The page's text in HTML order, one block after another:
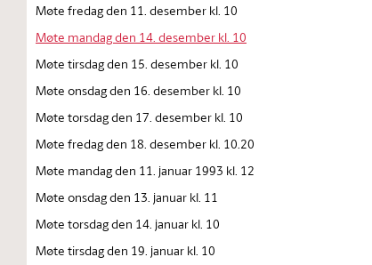
Møte fredag den 11. desember kl. 10
Møte mandag den 14. desember kl. 10
Møte tirsdag den 15. desember kl. 10
Møte onsdag den 16. desember kl. 10
Møte torsdag den 17. desember kl. 10
Møte fredag den 18. desember kl. 10.20
Møte mandag den 11. januar 1993 kl. 12
Møte onsdag den 13. januar kl. 11
Møte torsdag den 14. januar kl. 10
Møte tirsdag den 19. januar kl. 10